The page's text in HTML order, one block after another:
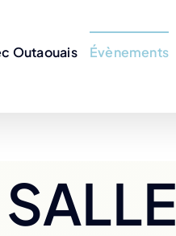
Outaouais Évènements